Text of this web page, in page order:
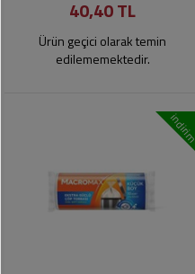
40,40 TL
Ürün geçici olarak temin
edilememektedir.
indirim